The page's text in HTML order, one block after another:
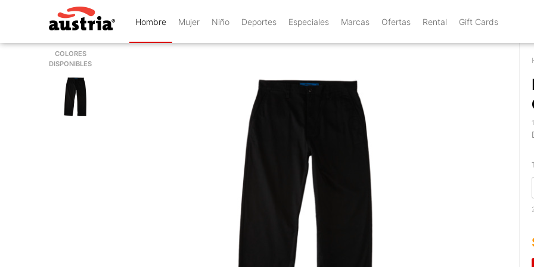
Hombre Mujer Niño Deportes Especiales Marcas Ofertas Rental Gift Cards
COLORES
DISPONIBLES